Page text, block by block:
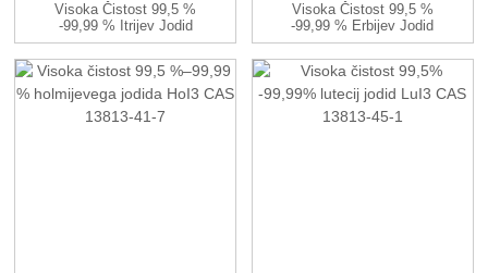
Visoka Čistost 99,5 %
-99,99 % Itrijev Jodid
YI3 CAS ...
Visoka Čistost 99,5 %
-99,99 % Erbijev Jodid
ErI3 CAS ...